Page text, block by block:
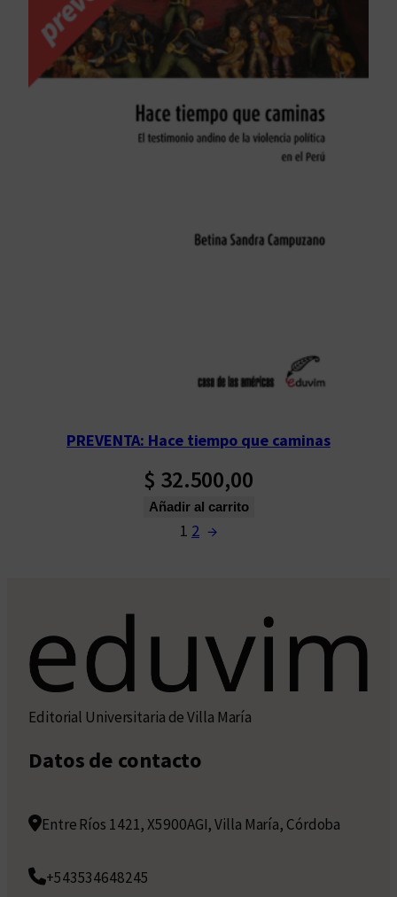
PREVENTA: Hace tiempo que caminas
$ 32.500,00
Añadir al carrito
1 2 →
Editorial Universitaria de Villa María
Datos de contacto
Entre Ríos 1421, X5900AGI, Villa María, Córdoba
+543534648245